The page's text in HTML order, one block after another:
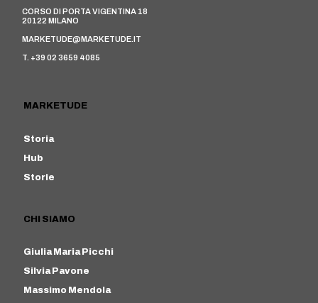
CORSO DI PORTA VIGENTINA 18
20122 MILANO
MARKETUDE@MARKETUDE.IT
T. +39 02 3659 4085
MARKETUDE
Storia
Hub
Storie
CHI SIAMO
Giulia Maria Picchi
Silvia Pavone
Massimo Mendola